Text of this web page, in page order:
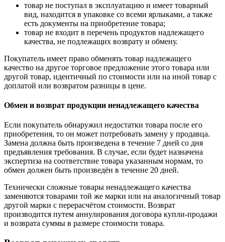
товар не поступал в эксплуатацию и имеет товарный
вид, находится в упаковке со всеми ярлыками, а также
есть документы на приобретение товара;
товар не входит в перечень продуктов надлежащего
качества, не подлежащих возврату и обмену.
Покупатель имеет право обменять товар надлежащего
качество на другое торговое предложение этого товара или
другой товар, идентичный по стоимости или на иной товар с
доплатой или возвратом разницы в цене.
Обмен и возврат продукции ненадлежащего качества
Если покупатель обнаружил недостатки товара после его
приобретения, то он может потребовать замену у продавца.
Замена должна быть произведена в течение 7 дней со дня
предъявления требования. В случае, если будет назначена
экспертиза на соответствие товара указанным нормам, то
обмен должен быть произведён в течение 20 дней.
Технически сложные товары ненадлежащего качества
заменяются товарами той же марки или на аналогичный товар
другой марки с перерасчётом стоимости. Возврат
производится путем аннулирования договора купли-продажи
и возврата суммы в размере стоимости товара.